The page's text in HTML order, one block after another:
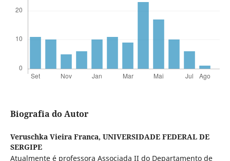
Biografia do Autor
Veruschka Vieira Franca, UNIVERSIDADE FEDERAL DE
SERGIPE
Atualmente é professora Associada II do Departamento de